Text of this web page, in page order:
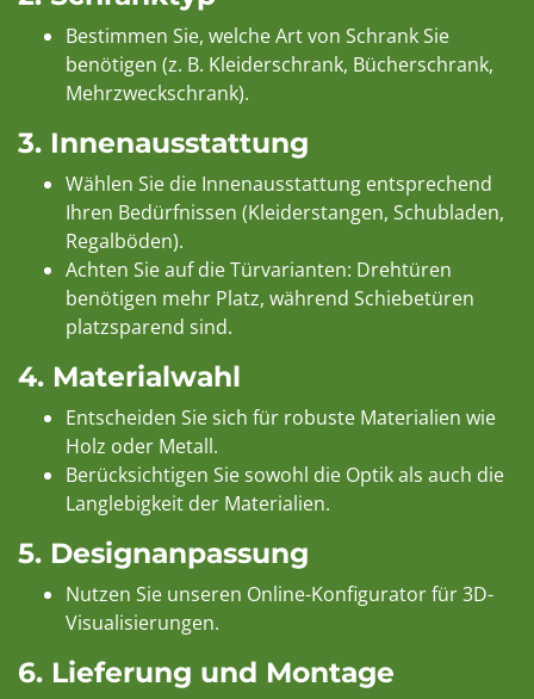
Bestimmen Sie, welche Art von Schrank Sie
benötigen (z. B. Kleiderschrank, Bücherschrank,
Mehrzweckschrank).
3. Innenausstattung
Wählen Sie die Innenausstattung entsprechend
Ihren Bedürfnissen (Kleiderstangen, Schubladen,
Regalböden).
Achten Sie auf die Türvarianten: Drehtüren
benötigen mehr Platz, während Schiebetüren
platzsparend sind.
4. Materialwahl
Entscheiden Sie sich für robuste Materialien wie
Holz oder Metall.
Berücksichtigen Sie sowohl die Optik als auch die
Langlebigkeit der Materialien.
5. Designanpassung
Nutzen Sie unseren Online-Konfiguratorfür 3D-
Visualisierungen.
6. Lieferung und Montage